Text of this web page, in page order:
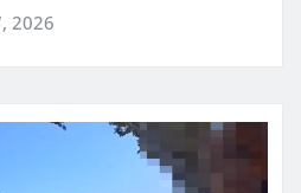
2026